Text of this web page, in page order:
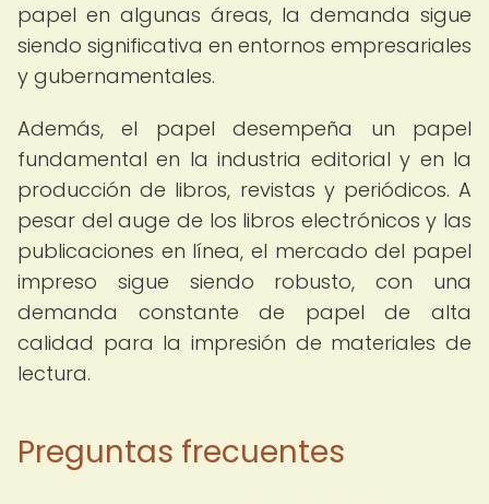
papel en algunas áreas, la demanda sigue
siendo significativa en entornos empresariales
y gubernamentales.
Además, el papel desempeña un papel
fundamental en la industria editorial y en la
producción de libros, revistas y periódicos. A
pesar del auge de los libros electrónicos y las
publicaciones en línea, el mercado del papel
impreso sigue siendo robusto, con una
demanda constante de papel de alta
calidad para la impresión de materiales de
lectura.
Preguntas frecuentes